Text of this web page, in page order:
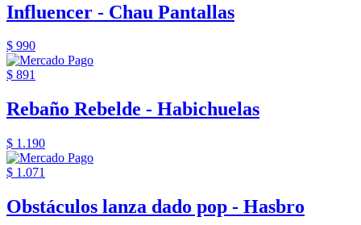
Influencer - Chau Pantallas
$ 990
$ 891
Rebaño Rebelde - Habichuelas
$ 1.190
$ 1.071
Obstáculos lanza dado pop - Hasbro